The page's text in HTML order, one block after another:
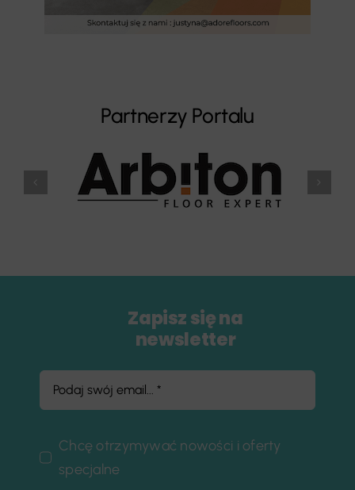
Partnerzy Portalu
Zapisz się na
newsletter
Chcę otrzymywać nowości i oferty
specjalne